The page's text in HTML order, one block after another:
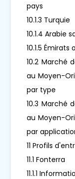
pays
10.1.3 Turquie
10.1.4 Arabie
10.1.5 Émirats
10.2 Marché
au Moyen-
par type
10.3 Marché
au Moyen-
par
11 Profils
11.1 Fonterra
11.1.1